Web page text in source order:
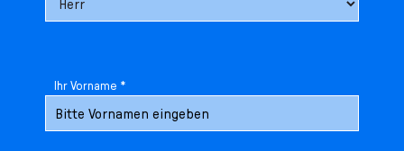
Ihr Vorname *